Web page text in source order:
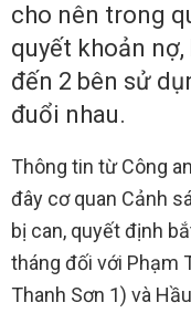
cho nên trong
quyết khoản
đến 2 bên sử
đuổi nhau.
Thông tin từ Công
đây cơ quan Cảnh
bị can, quyết định
tháng đối với Phạm
Thanh Sơn 1) và